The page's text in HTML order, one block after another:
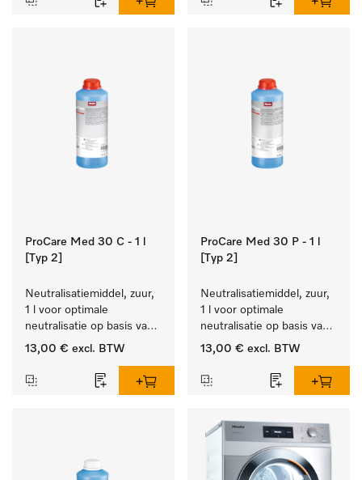
ProCare Med 30 C - 1 l
[Typ 2]
Neutralisatiemiddel, zuur,
1 l voor optimale
neutralisatie op basis van
organische zuren.
13,00 € excl. BTW
ProCare Med 30 P - 1 l
[Typ 2]
Neutralisatiemiddel, zuur,
1 l voor optimale
neutralisatie op basis van
anorganische zuren.
13,00 € excl. BTW